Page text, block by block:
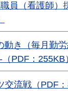
員（看護師）
動き（毎月勤
PDF：255KB
交流戦（PDF